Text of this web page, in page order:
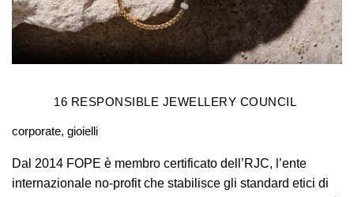
16 RESPONSIBLE JEWELLERY COUNCIL
corporate, gioielli
Dal 2014 FOPE è membro certificato dell’RJC, l’ente
internazionale no-profit che stabilisce gli standard etici di